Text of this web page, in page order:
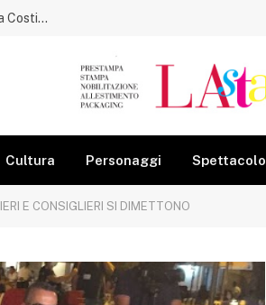
Gorga ricorda Raffaele Lettieri, protagonista dell’Assemblea Costituente
Cultura Personaggi Spettacolo
E CONSIGLIERI SI DIMETTONO